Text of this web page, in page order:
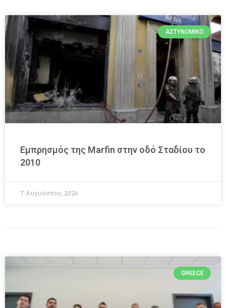
ΑΣΤΥΝΟΜΙΚΌ
Εμπρησμός της Marfin στην οδό Σταδίου το
2010
7 Αυγούστου, 2026
GREECE